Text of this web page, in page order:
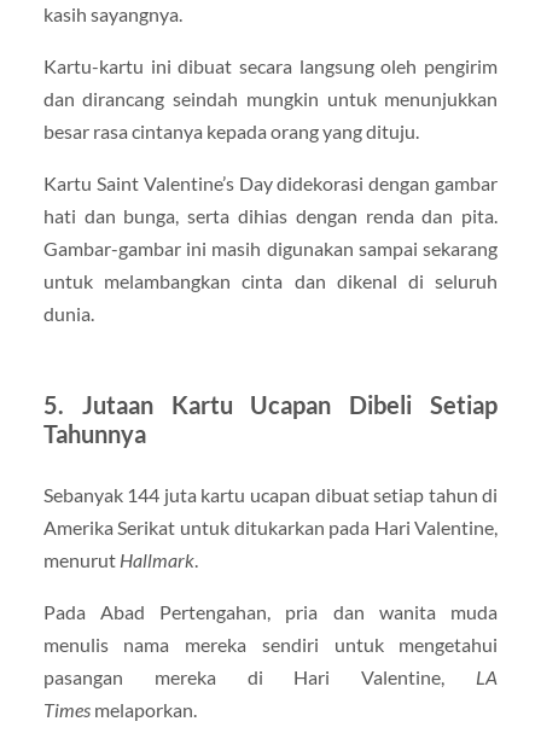
kasih sayangnya.
Kartu-kartu ini dibuat secara langsung oleh pengirim
dan dirancang seindah mungkin untuk menunjukkan
besar rasa cintanya kepada orang yang dituju.
Kartu Saint Valentine’s Day didekorasi dengan gambar
hati dan bunga, serta dihias dengan renda dan pita.
Gambar-gambar ini masih digunakan sampai sekarang
untuk melambangkan cinta dan dikenal di seluruh
dunia.
5. Jutaan Kartu Ucapan Dibeli Setiap
Tahunnya
Sebanyak 144 juta kartu ucapan dibuat setiap tahun di
Amerika Serikat untuk ditukarkan pada Hari Valentine,
menurut Hallmark.
Pada Abad Pertengahan, pria dan wanita muda
menulis nama mereka sendiri untuk mengetahui
pasangan mereka di Hari Valentine, LA
Timesmelaporkan.